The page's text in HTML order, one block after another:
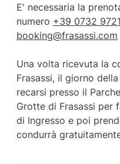
E' necessaria la
numero +39 0732
booking@frasassi.com
Una volta ricevuta la
Frasassi, il giorno
recarsi presso il
Grotte di Frasassi per
di Ingresso e poi
condurrà